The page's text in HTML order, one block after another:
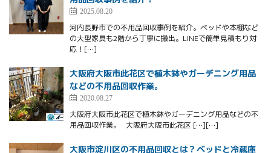
2025.08.20
河内長野市での不用品回収事例を紹介。ベッドや本棚など
の大型家具も2階から丁寧に搬出。LINEで簡単見積もり対
応！[…]
大阪府大阪市此花区で植木鉢やガーデニング用品
などの不用品回収作業。
2020.08.27
大阪府大阪市此花区で植木鉢やガーデニング用品などの不
用品回収作業。 大阪府大阪市此花区 […][…]
大阪市淀川区の不用品回収とは？ベッドと冷蔵庫